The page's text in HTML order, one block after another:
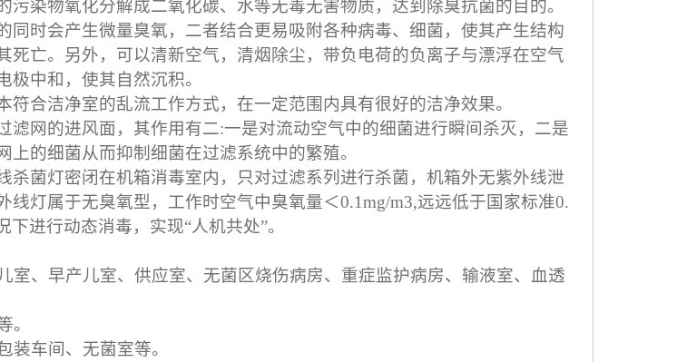
污染物氧化分解成二氧化碳、水等无毒无害物质，达到除臭抗菌的目的。
同时会产生微量臭氧，二者结合更易吸附各种病毒、细菌，使其产生结构
死亡。另外，可以清新空气，清烟除尘，带负电荷的负离子与漂浮在空气
极中和，使其自然沉积。
符合洁净室的乱流工作方式，在一定范围内具有很好的洁净效果。
滤网的进风面，其作用有二:一是对流动空气中的细菌进行瞬间杀灭，二是
上的细菌从而抑制细菌在过滤系统中的繁殖。
杀菌灯密闭在机箱消毒室内，只对过滤系列进行杀菌，机箱外无紫外线泄
线灯属于无臭氧型，工作时空气中臭氧量＜0.1mg/m3,远远低于国家标准0.
进行动态消毒，实现“人机共处”。
、早产儿室、供应室、无菌区烧伤病房、重症监护病房、输液室、血透
。
车间、无菌室等。